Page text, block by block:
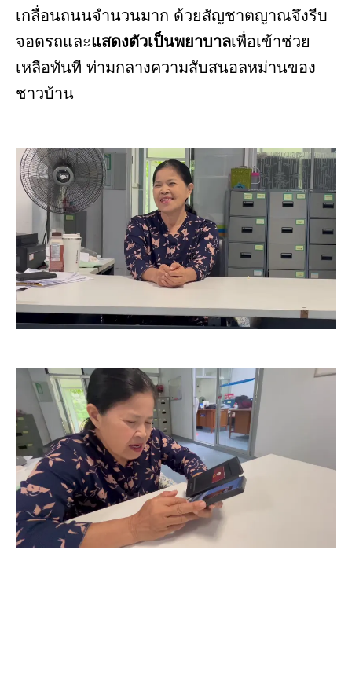
เกลื่อนถนนจำนวนมาก ด้วยสัญชาตญาณจึงรีบ
จอดรถและแสดงตัวเป็นพยาบาลเพื่อเข้าช่วย
เหลือทันที ท่ามกลางความสับสนอลหม่านของ
ชาวบ้าน